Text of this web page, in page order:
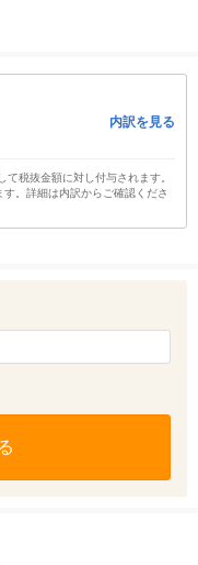
内訳を見る
税抜金額に対し付与されます。
。詳細は内訳からご確認くださ